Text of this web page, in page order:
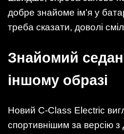
добре знайоме ім’я у
треба сказати, доволі
Знайомий
іншому образі
Новий C-Class Electric
спортивнішим за версію